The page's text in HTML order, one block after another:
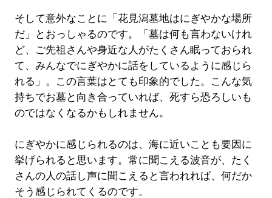
そして意外なことに「花見潟墓地はにぎやかな場所
だ」とおっしゃるのです。「墓は何も言わないけれ
ど、ご先祖さんや身近な人がたくさん眠っておられ
て、みんなでにぎやかに話をしているように感じら
れる」。この言葉はとても印象的でした。こんな気
持ちでお墓と向き合っていれば、死すら恐ろしいも
のではなくなるかもしれません。
にぎやかに感じられるのは、海に近いことも要因に
挙げられると思います。常に聞こえる波音が、たく
さんの人の話し声に聞こえると言われれば、何だか
そう感じられてくるのです。